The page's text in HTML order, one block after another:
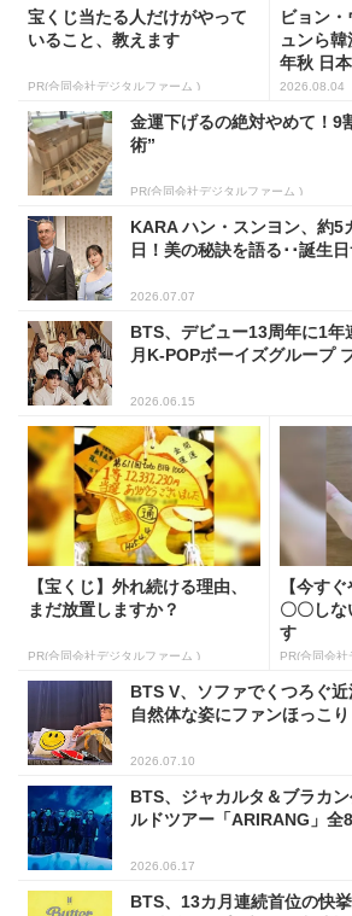
宝くじ当たる人だけがやって
いること、教えます
PR(合同会社デジタルファーム )
ビョン
ュンら
年秋 日
2026.08.04
金運下げるの絶対やめて！9
術”
PR(合同会社デジタルファーム )
KARA ハン・スンヨン、約5
日！美の秘訣を語る･･誕生
2026.07.07
BTS、デビュー13周年に1年
月K-POPボーイズグループ
2026.06.15
【宝くじ】外れ続ける理由、
まだ放置しますか？
PR(合同会社デジタルファーム )
【今す
〇〇しな
す
PR(合同会
BTS V、ソファでくつろぐ近
自然体な姿にファンほっこり
2026.07.10
BTS、ジャカルタ＆ブラカ
ルドツアー「ARIRANG」全
2026.06.17
BTS、13カ月連続首位の快